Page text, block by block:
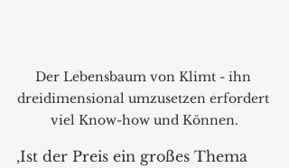
Der Lebensbaum von Klimt - ihn
dreidimensional umzusetzen erfordert
viel Know-how und Können.
‚Ist der Preis ein großes Thema